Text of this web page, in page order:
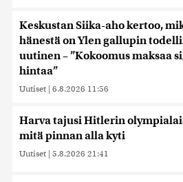
Keskustan Siika-aho kertoo,
hänestä on Ylen gallupin
uutinen – ”Kokoomus maksaa
hintaa”
Uutiset | 6.8.2026 11:56
Harva tajusi Hitlerin
mitä pinnan alla kyti
Uutiset | 5.8.2026 21:41